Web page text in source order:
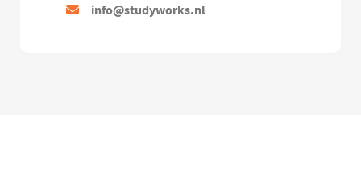
info@studyworks.nl